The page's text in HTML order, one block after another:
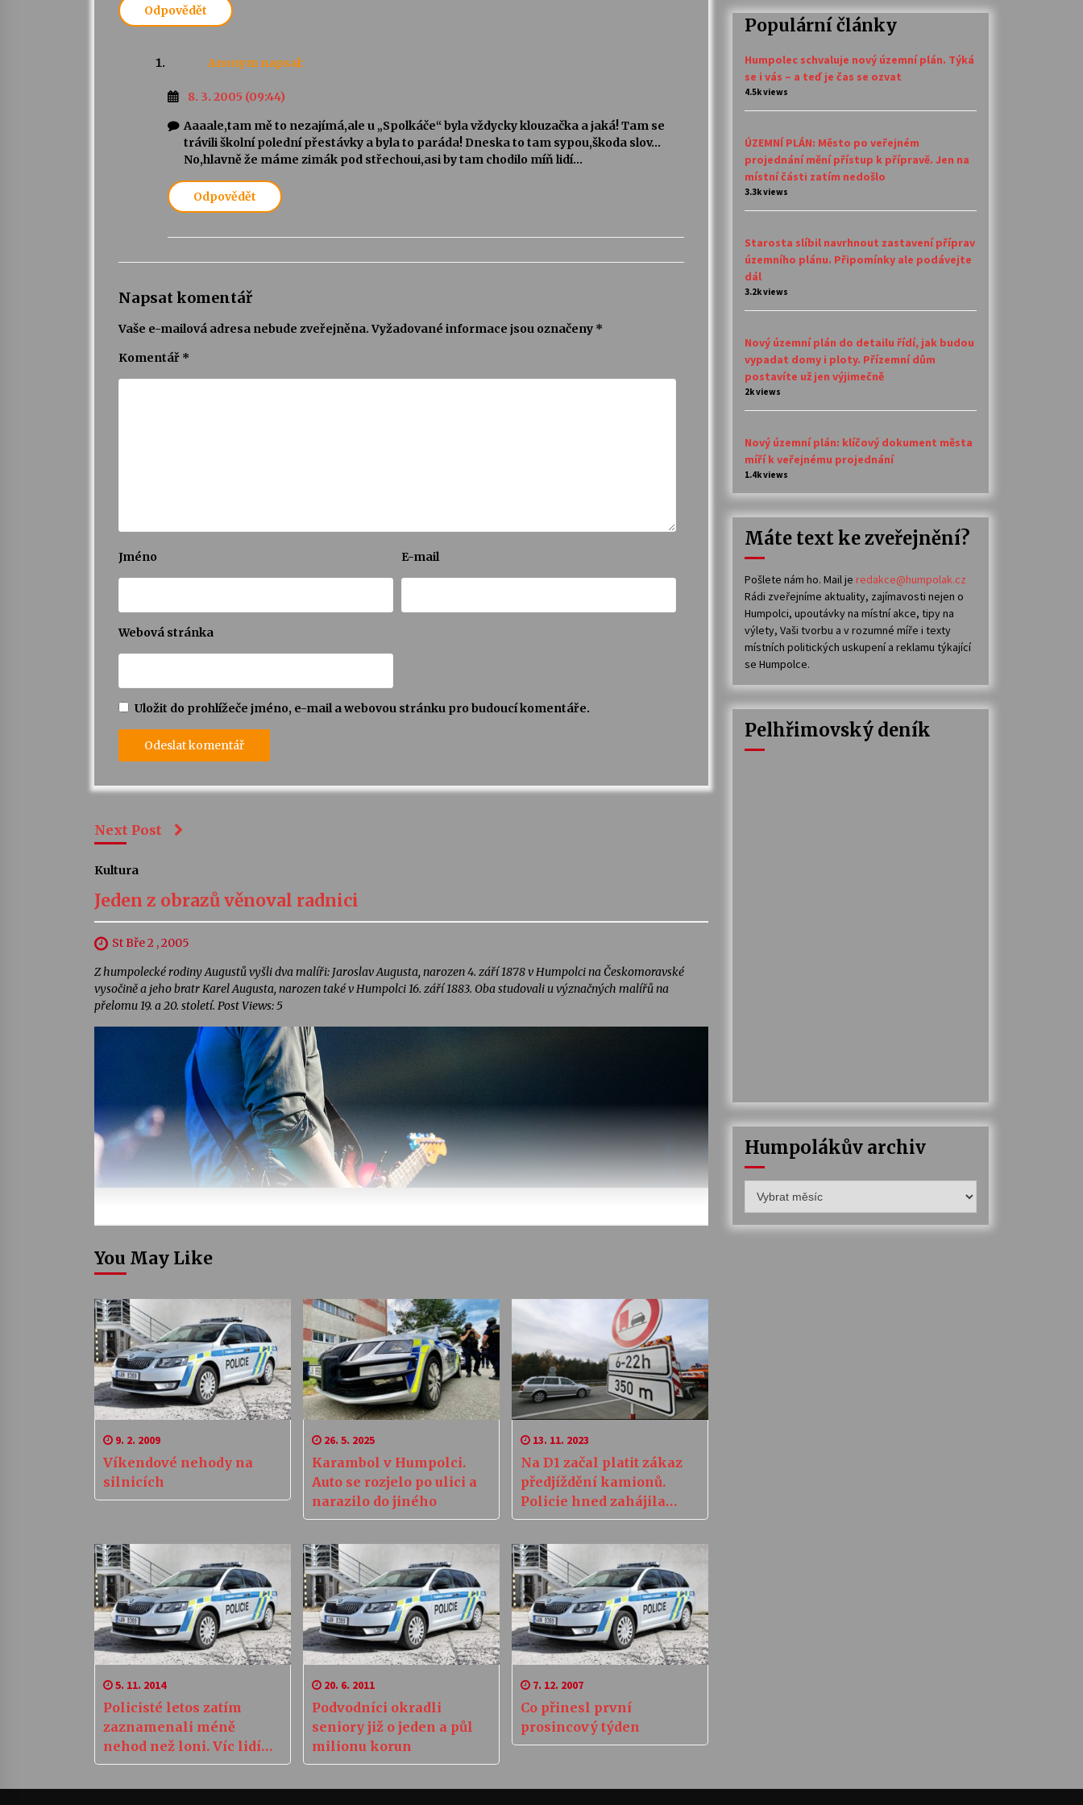
Odpovědět
Anonym napsal:
8. 3. 2005 (09:44)
Aaaale,tam mě to nezajímá,ale u „Spolkáče“ byla vždycky klouzačka a jaká! Tam se
trávili školní polední přestávky a byla to paráda! Dneska to tam sypou,škoda slov…
No,hlavně že máme zimák pod střechoui,asi by tam chodilo míň lidí…
Odpovědět
Napsat komentář
Vaše e-mailová adresa nebude zveřejněna. Vyžadované informace jsou označeny *
Komentář *
Jméno E-mail
Webová stránka
Uložit do prohlížeče jméno, e-mail a webovou stránku pro budoucí komentáře.
Next Post
Kultura
Jeden z obrazů věnoval radnici
St Bře 2 , 2005
Z humpolecké rodiny Augustů vyšli dva malíři: Jaroslav Augusta, narozen 4. září 1878 v Humpolci na Českomoravské
vysočině a jeho bratr Karel Augusta, narozen také v Humpolci 16. září 1883. Oba studovali u význačných malířů na
přelomu 19. a 20. století. Post Views: 5
You May Like
9. 2. 2009
Víkendové nehody na
silnicích
26. 5. 2025
Karambol v Humpolci.
Auto se rozjelo po ulici a
narazilo do jiného
13. 11. 2023
Na D1 začal platit zákaz
předjíždění kamionů.
Policie hned zahájila
kontroly
5. 11. 2014
Policisté letos zatím
zaznamenali méně
nehod než loni. Víc lidí
však zemřelo
20. 6. 2011
Podvodníci okradli
seniory již o jeden a půl
milionu korun
7. 12. 2007
Co přinesl první
prosincový týden
Populární články
Humpolec schvaluje nový územní plán. Týká
se i vás – a teď je čas se ozvat
4.5k views
ÚZEMNÍ PLÁN: Město po veřejném
projednání mění přístup k přípravě. Jen na
místní části zatím nedošlo
3.3k views
Starosta slíbil navrhnout zastavení příprav
územního plánu. Připomínky ale podávejte
dál
3.2k views
Nový územní plán do detailu řídí, jak budou
vypadat domy i ploty. Přízemní dům
postavíte už jen výjimečně
2k views
Nový územní plán: klíčový dokument města
míří k veřejnému projednání
1.4k views
Máte text ke zveřejnění?
Pošlete nám ho. Mail je redakce@humpolak.cz
Rádi zveřejníme aktuality, zajímavosti nejen o
Humpolci, upoutávky na místní akce, tipy na
výlety, Vaši tvorbu a v rozumné míře i texty
místních politických uskupení a reklamu týkající
se Humpolce.
Pelhřimovský deník
Humpolákův archiv
archiv